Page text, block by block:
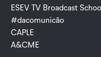
ESEV TV Broadcast
#dacomunicão
CAPLE
A&CME